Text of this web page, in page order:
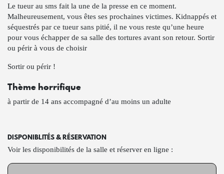
Le tueur au sms fait la une de la presse en ce moment.
Malheureusement, vous êtes ses prochaines victimes. Kidnappés et
séquestrés par ce tueur sans pitié, il ne vous reste qu’une heure
pour vous échapper de sa salle des tortures avant son retour. Sortir
ou périr à vous de choisir
Sortir ou périr !
Thème horrifique
à partir de 14 ans accompagné d’au moins un adulte
DISPONIBLITÉS & RÉSERVATION
Voir les disponibilités de la salle et réserver en ligne :